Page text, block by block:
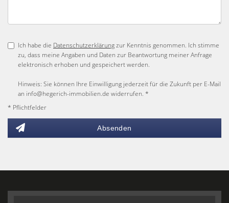
Ich habe die Datenschutzerklärungzur Kenntnis genommen. Ich stimme
zu, dass meine Angaben und Daten zur Beantwortung meiner Anfrage
elektronisch erhoben und gespeichert werden.
Hinweis: Sie können Ihre Einwilligung jederzeit für die Zukunft per E-Mail
an info@hegerich-immobilien.de widerrufen. *
* Pflichtfelder
Absenden